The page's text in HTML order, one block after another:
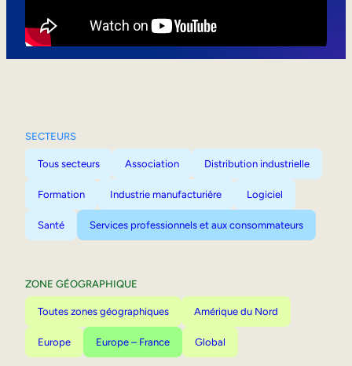
SECTEURS
Tous secteurs Association Distribution industrielle
Formation Industrie manufacturière Logiciel
Santé Services professionnels et aux consommateurs
ZONE GÉOGRAPHIQUE
Toutes zones géographiques Amérique du Nord
Europe Europe – France Global